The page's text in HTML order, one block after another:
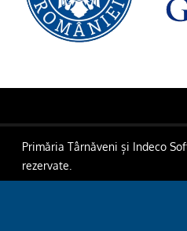
Primăria Târnăveni și Indeco
rezervate.